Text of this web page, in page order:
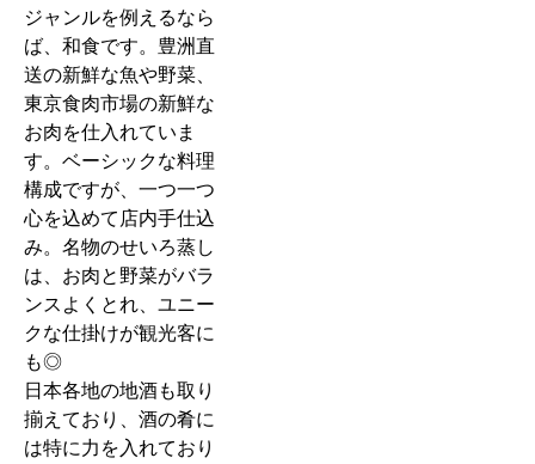
ジャンルを例えるなら
ば、和食です。豊洲直
送の新鮮な魚や野菜、
東京食肉市場の新鮮な
お肉を仕入れていま
す。ベーシックな料理
構成ですが、一つ一つ
心を込めて店内手仕込
み。名物のせいろ蒸し
は、お肉と野菜がバラ
ンスよくとれ、ユニー
クな仕掛けが観光客に
も◎
日本各地の地酒も取り
揃えており、酒の肴に
は特に力を入れており